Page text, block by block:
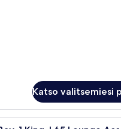
Katso valitsemiesi
Executive Marina